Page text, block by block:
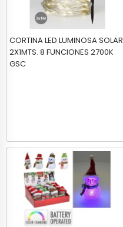
CORTINA LED LUMINOSA SOLAR
2X1MTS. 8 FUNCIONES 2700K
GSC